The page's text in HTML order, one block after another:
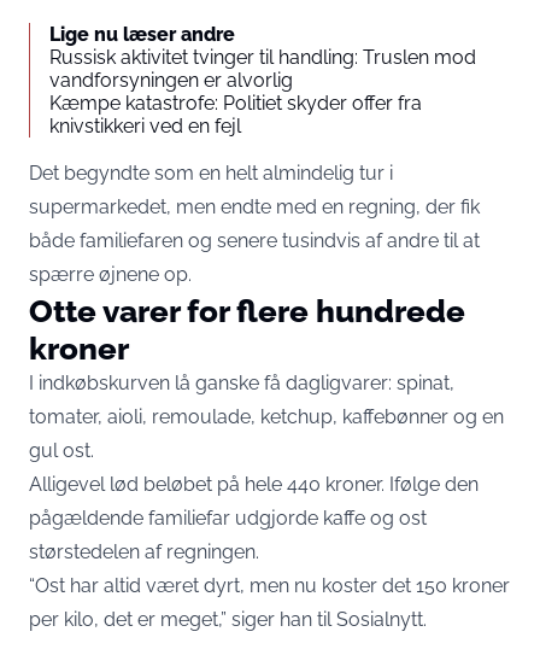
Lige nu læser andre
Russisk aktivitet tvinger til handling: Truslen mod
vandforsyningen er alvorlig
Kæmpe katastrofe: Politiet skyder offer fra
knivstikkeri ved en fejl
Det begyndte som en helt almindelig tur i
supermarkedet, men endte med en regning, der fik
både familiefaren og senere tusindvis af andre til at
spærre øjnene op.
Otte varer for flere hundrede
kroner
I indkøbskurven lå ganske få dagligvarer: spinat,
tomater, aioli, remoulade, ketchup, kaffebønner og en
gul ost.
Alligevel lød beløbet på hele 440 kroner. Ifølge den
pågældende familiefar udgjorde kaffe og ost
størstedelen af regningen.
“Ost har altid været dyrt, men nu koster det 150 kroner
per kilo, det er meget,” siger han tilSosialnytt.